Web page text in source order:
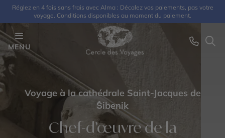
Réglez en 4 fois sans frais avec Alma : Décalez vos paiements, pas votre
voyage. Conditions disponibles au moment du paiement.
MENU
Voyage à la cathédrale Saint-Jacques de
Šibenik
Chef-d’œuvre de la